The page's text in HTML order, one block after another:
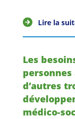
ARSENE
Lire la
Les
d’autres
médico-